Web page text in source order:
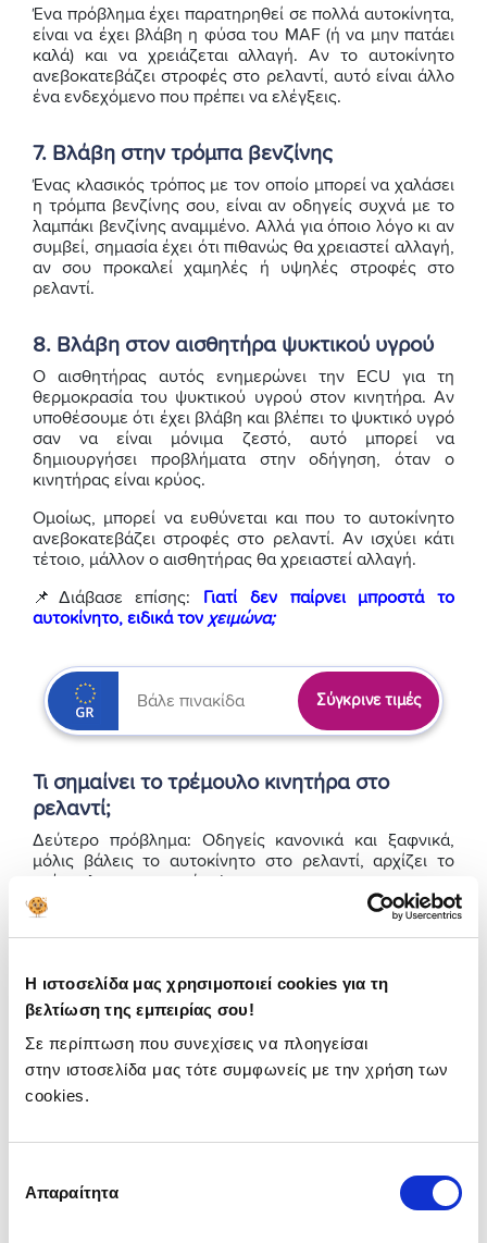
Η ιστοσελίδα μας χρησιμοποιεί cookies για τη
βελτίωση της εμπειρίας σου!
Σε περίπτωση που συνεχίσεις να πλοηγείσαι
στην ιστοσελίδα μας τότε συμφωνείς με την χρήση των
cookies.
συγκατάθεσης
Απαραίτητα
Ένα πρόβλημα έχει παρατηρηθεί σε πολλά αυτοκίνητα,
είναι να έχει βλάβη η φύσα του MAF (ή να μην πατάει
καλά) και να χρειάζεται αλλαγή. Αν το αυτοκίνητο
ανεβοκατεβάζει στροφές στο ρελαντί, αυτό είναι άλλο
ένα ενδεχόμενο που πρέπει να ελέγξεις.
7. Βλάβη στην τρόμπα βενζίνης
Ένας κλασικός τρόπος με τον οποίο μπορεί να χαλάσει
η τρόμπα βενζίνης σου, είναι αν οδηγείς συχνά με το
λαμπάκι βενζίνης αναμμένο. Αλλά για όποιο λόγο κι αν
συμβεί, σημασία έχει ότι πιθανώς θα χρειαστεί αλλαγή,
αν σου προκαλεί χαμηλές ή υψηλές στροφές στο
ρελαντί.
8. Βλάβη στον αισθητήρα ψυκτικού υγρού
Ο αισθητήρας αυτός ενημερώνει την ECU για τη
θερμοκρασία του ψυκτικού υγρού στον κινητήρα. Αν
υποθέσουμε ότι έχει βλάβη και βλέπει το ψυκτικό υγρό
σαν να είναι μόνιμα ζεστό, αυτό μπορεί να
δημιουργήσει προβλήματα στην οδήγηση, όταν ο
κινητήρας είναι κρύος.
Ομοίως, μπορεί να ευθύνεται και που το αυτοκίνητο
ανεβοκατεβάζει στροφές στο ρελαντί. Αν ισχύει κάτι
τέτοιο, μάλλον ο αισθητήρας θα χρειαστεί αλλαγή.
📌Διάβασε επίσης: Γιατί δεν παίρνει μπροστά το
αυτοκίνητο, ειδικά τον χειμώνα;
Σύγκρινε τιμές
Τι σημαίνει το τρέμουλο κινητήρα στο
ρελαντί;
Δεύτερο πρόβλημα: Οδηγείς κανονικά και ξαφνικά,
μόλις βάλεις το αυτοκίνητο στο ρελαντί, αρχίζει το
τρέμουλο στον κινητήρα!
Οι πιο συνήθεις ύποπτοι για το τρέμουλο κινητήρα στο
ρελαντί είναι:
Κακή ποιότητα καυσίμου.Η καλή και ομοιόμορφη
καύση της βενζίνης (ή του πετρελαίου) είναι
απαραίτητη για να αποφύγεις πολλά προβλήματα
στο αμάξι. Μάθε τώρα για την κάλυψη ζημιάς
πιθανό είναι να παρατηρήσεις προβλήματα στη
είναι το τρέμουλο του κινητήρα).